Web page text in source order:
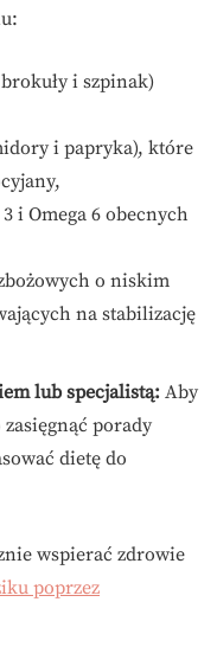
i szpinak)
i papryka), które
i Omega 6 obecnych
o niskim
na stabilizację
lub specjalistą:Aby
porady
dietę do
wspierać zdrowie
poprzez